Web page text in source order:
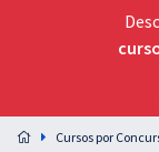
Acesso ilimitado a
Preparação
residências em saúde
Cursos por